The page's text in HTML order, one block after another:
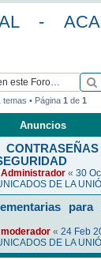
-
temas • Página 1de 1
Anuncios
Administrador « 30
DE LA
moderador « 24 Feb
DE LA